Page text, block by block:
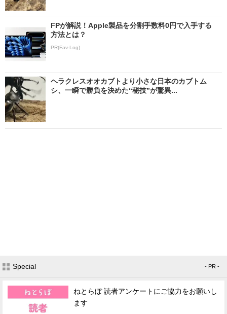
FPが解説！Apple製品を分割手数料0円で入手する
方法とは？
PR(Fav-Log)
ヘラクレスオオカブトより小さな日本のカブトム
シ、一瞬で勝負を決めた“秘技”が驚異...
Special - PR -
ねとらぼ 読者アンケートにご協力をお願いし
ます